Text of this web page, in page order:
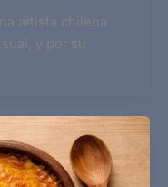
artista chilena
y por su